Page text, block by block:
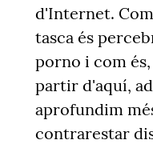
d'Internet.
tasca és
porno i com
partir d'aquí,
aprofundim
contrarestar